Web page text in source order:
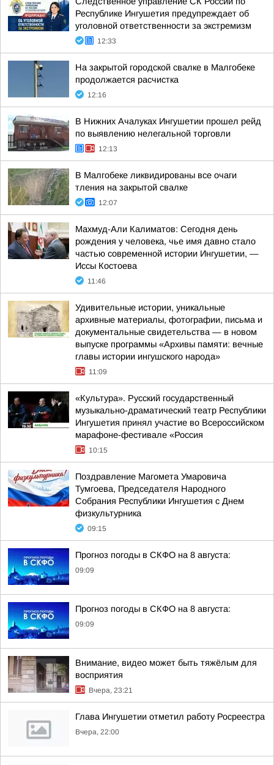
Республике Ингушетия предупреждает об
уголовной ответственности за экстремизм
12:33
На закрытой городской свалке в Малгобеке
продолжается расчистка
12:16
В Нижних Ачалуках Ингушетии прошел рейд
по выявлению нелегальной торговли
12:13
В Малгобеке ликвидированы все очаги
тления на закрытой свалке
12:07
Махмуд-Али Калиматов: Сегодня день
рождения у человека, чье имя давно стало
частью современной истории Ингушетии, —
Иссы Костоева
11:46
Удивительные истории, уникальные
архивные материалы, фотографии, письма и
документальные свидетельства — в новом
выпуске программы «Архивы памяти: вечные
главы истории ингушского народа»
11:09
«Культура». Русский государственный
музыкально-драматический театр Республики
Ингушетия принял участие во Всероссийском
марафоне-фестивале «Россия
10:15
Поздравление Магомета Умаровича
Тумгоева, Председателя Народного
Собрания Республики Ингушетия с Днем
физкультурника
09:15
Прогноз погоды в СКФО на 8 августа:
09:09
Прогноз погоды в СКФО на 8 августа:
09:09
Внимание, видео может быть тяжёлым для
восприятия
Вчера, 23:21
Глава Ингушетии отметил работу Росреестра
Вчера, 22:00